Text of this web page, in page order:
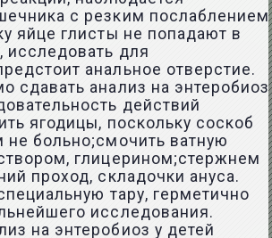
с резким послаблением
яйце глисты не попадают в
для
анальное отверстие.
сдавать анализ на энтеробиоз
действий
ягодицы, поскольку соскоб
не больно;смочить ватную
глицерином;стержнем
проход, складочки ануса.
тару, герметично
исследования.